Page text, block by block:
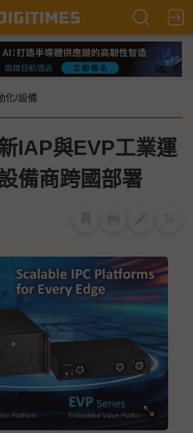
化/設備
IAP與EVP工業運
備商跨國部署